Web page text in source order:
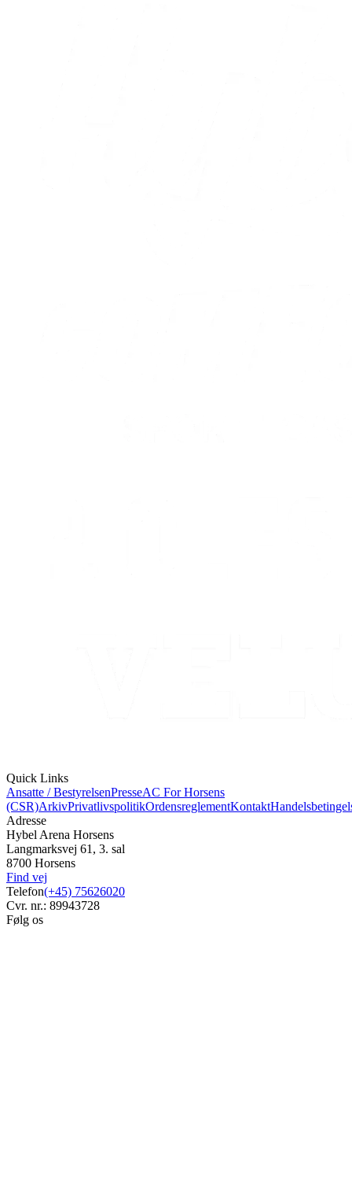
Quick Links
Ansatte / BestyrelsenPresseAC For Horsens
(CSR)ArkivPrivatlivspolitikOrdensreglementKontakt
Adresse
Hybel Arena Horsens
Langmarksvej 61, 3. sal
8700 Horsens
Find vej
Telefon(+45) 75626020
Cvr. nr.: 89943728
Følg os